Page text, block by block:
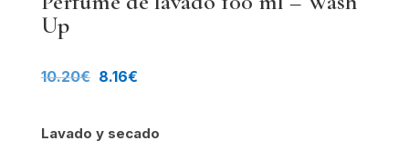
Up
10.20€ El
original
8.16€El
actual
Lavado y secado